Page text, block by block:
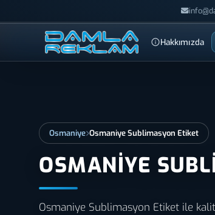
Hakkımızda
Osmaniye Osmaniye Sublimasyon Etiket
OSMANIYE
Osmaniye Sublimasyon Etiket ile